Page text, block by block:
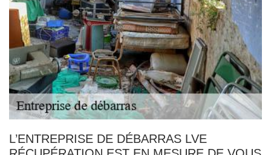
L’ENTREPRISE DE DÉBARRAS LVE